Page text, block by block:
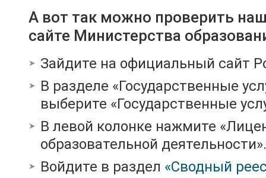
А вот так можно проверить
сайте Министерства
Зайдите на официальный сайт
В разделе «Государственные
выберите «Государственные
В левой колонке нажмите
образовательной деятельности».
Войдите в раздел «Сводный